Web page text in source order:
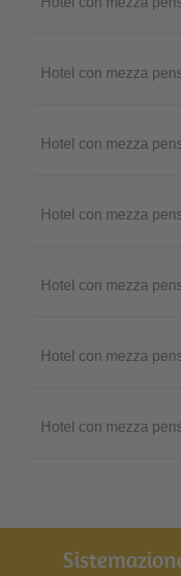
Hotel con mezza
Hotel con mezza
Hotel con mezza
Hotel con mezza
Hotel con mezza
Hotel con mezza